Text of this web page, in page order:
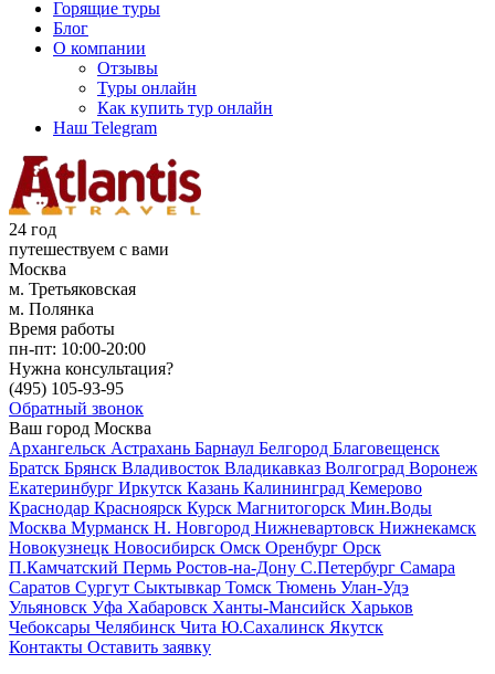
Горящие туры
Блог
О компании
Отзывы
Туры онлайн
Как купить тур онлайн
Наш Telegram
24 год
путешествуем с вами
Москва
м. Третьяковская
м. Полянка
Время работы
пн-пт: 10:00-20:00
Нужна консультация?
(495) 105-93-95
Обратный звонок
Ваш город Москва
Архангельск Астрахань Барнаул Белгород Благовещенск
Братск Брянск Владивосток Владикавказ Волгоград Воронеж
Екатеринбург Иркутск Казань Калининград Кемерово
Краснодар Красноярск Курск Магнитогорск Мин.Воды
Москва Мурманск Н. Новгород Нижневартовск Нижнекамск
Новокузнецк Новосибирск Омск Оренбург Орск
П.Камчатский Пермь Ростов-на-Дону С.Петербург Самара
Саратов Сургут Сыктывкар Томск Тюмень Улан-Удэ
Ульяновск Уфа Хабаровск Ханты-Мансийск Харьков
Чебоксары Челябинск Чита Ю.Сахалинск Якутск
Контакты Оставить заявку